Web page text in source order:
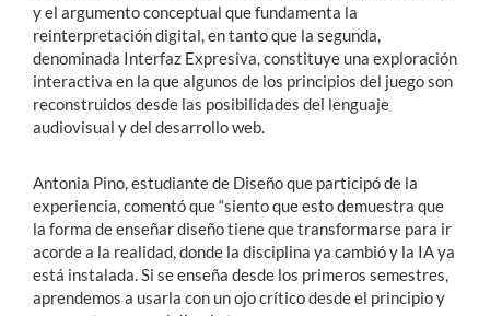
y el argumento conceptual que fundamenta la
reinterpretación digital, en tanto que la segunda,
denominada Interfaz Expresiva, constituye una exploración
interactiva en la que algunos de los principios del juego son
reconstruidos desde las posibilidades del lenguaje
audiovisual y del desarrollo web.
Antonia Pino, estudiante de Diseño que participó de la
experiencia, comentó que “siento que esto demuestra que
la forma de enseñar diseño tiene que transformarse para ir
acorde a la realidad, donde la disciplina ya cambió y la IA ya
está instalada. Si se enseña desde los primeros semestres,
aprendemos a usarla con un ojo crítico desde el principio y